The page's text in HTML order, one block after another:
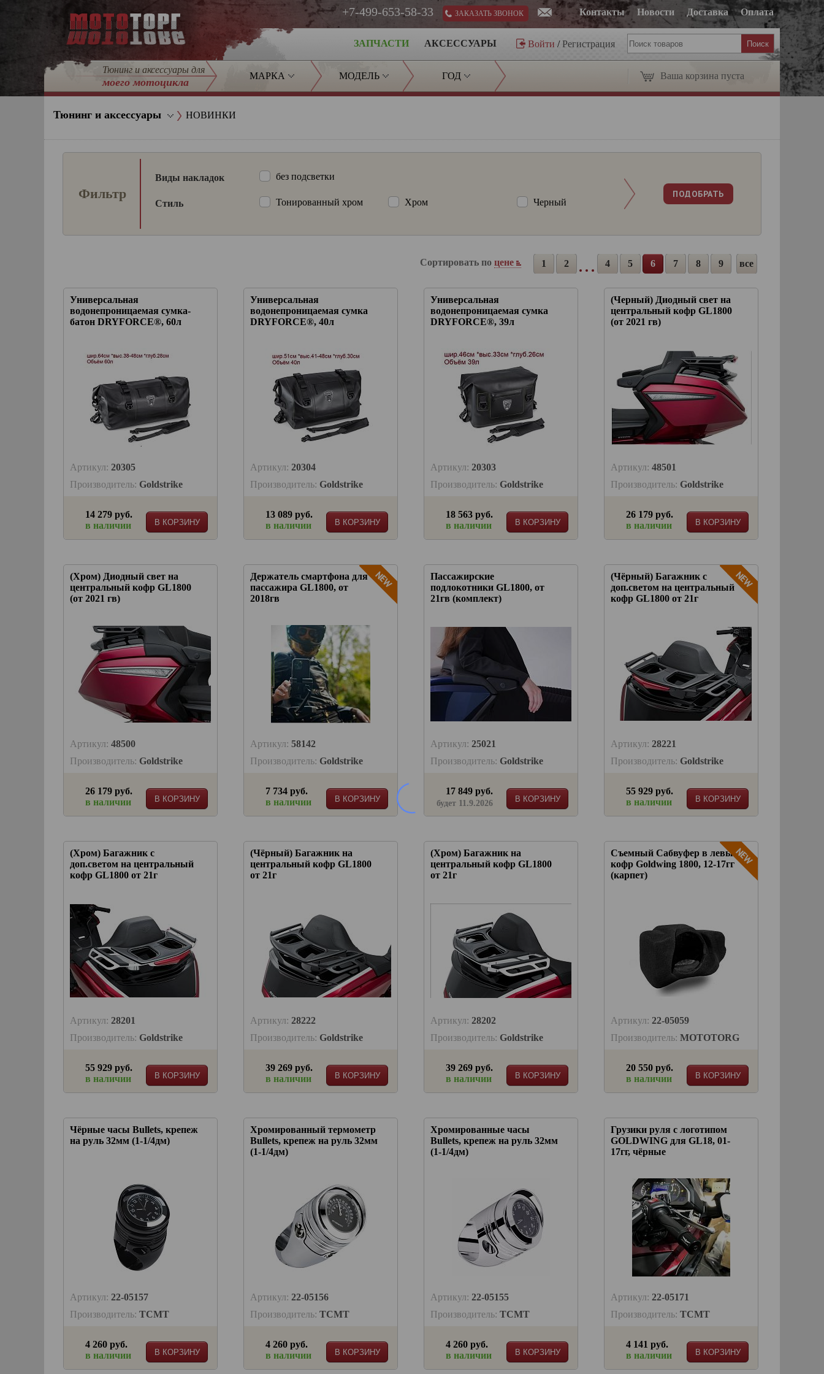
Оплата
Доставка
Новости
Контакты
ЗАКАЗАТЬ ЗВОНОК
+7-499-653-58-33
Войти /Регистрация
АКСЕССУАРЫ
ЗАПЧАСТИ
Тюнинг и аксессуары для
моего мотоцикла
МАРКА МОДЕЛЬ ГОД Ваша корзина пуста
Тюнинг и аксессуары НОВИНКИ
Фильтр
Виды накладок без подсветки
Стиль Тонированный хром Хром Черный
1 2 4 5 6 7 8 9 все
Сортировать по цене
Универсальная
водонепроницаемая сумка-
батон DRYFORCE®, 60л
Артикул: 20305
Производитель: Goldstrike
В КОРЗИНУ
14 279 руб.
в наличии
Универсальная
водонепроницаемая сумка
DRYFORCE®, 40л
Артикул: 20304
Производитель: Goldstrike
В КОРЗИНУ
13 089 руб.
в наличии
Универсальная
водонепроницаемая сумка
DRYFORCE®, 39л
Артикул: 20303
Производитель: Goldstrike
В КОРЗИНУ
18 563 руб.
в наличии
(Черный) Диодный свет на
центральный кофр GL1800
(от 2021 гв)
Артикул: 48501
Производитель: Goldstrike
В КОРЗИНУ
26 179 руб.
в наличии
(Хром) Диодный свет на
центральный кофр GL1800
(от 2021 гв)
Артикул: 48500
Производитель: Goldstrike
В КОРЗИНУ
26 179 руб.
в наличии
Держатель смартфона для
пассажира GL1800, от
2018гв
Артикул: 58142
Производитель: Goldstrike
В КОРЗИНУ
7 734 руб.
в наличии
Пассажирские
подлокотники GL1800, от
21гв (комплект)
Артикул: 25021
Производитель: Goldstrike
В КОРЗИНУ
17 849 руб.
будет 11.9.2026
(Чёрный) Багажник с
доп.светом на центральный
кофр GL1800 от 21г
Артикул: 28221
Производитель: Goldstrike
В КОРЗИНУ
55 929 руб.
в наличии
(Хром) Багажник с
доп.светом на центральный
кофр GL1800 от 21г
Артикул: 28201
Производитель: Goldstrike
В КОРЗИНУ
55 929 руб.
в наличии
(Чёрный) Багажник на
центральный кофр GL1800
от 21г
Артикул: 28222
Производитель: Goldstrike
В КОРЗИНУ
39 269 руб.
в наличии
(Хром) Багажник на
центральный кофр GL1800
от 21г
Артикул: 28202
Производитель: Goldstrike
В КОРЗИНУ
39 269 руб.
в наличии
Съемный Сабвуфер в левый
кофр Goldwing 1800, 12-17гг
(карпет)
Артикул: 22-05059
Производитель: MOTOTORG
В КОРЗИНУ
20 550 руб.
в наличии
Чёрные часы Bullets, крепеж
на руль 32мм (1-1/4дм)
Артикул: 22-05157
Производитель: TCMT
В КОРЗИНУ
4 260 руб.
в наличии
Хромированный термометр
Bullets, крепеж на руль 32мм
(1-1/4дм)
Артикул: 22-05156
Производитель: TCMT
В КОРЗИНУ
4 260 руб.
в наличии
Хромированные часы
Bullets, крепеж на руль 32мм
(1-1/4дм)
Артикул: 22-05155
Производитель: TCMT
В КОРЗИНУ
4 260 руб.
в наличии
Грузики руля с логотипом
GOLDWING для GL18, 01-
17гг, чёрные
Артикул: 22-05171
Производитель: TCMT
В КОРЗИНУ
4 141 руб.
в наличии